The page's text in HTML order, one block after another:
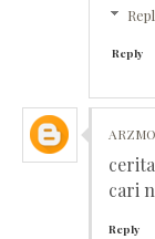
Reply
cari
Reply